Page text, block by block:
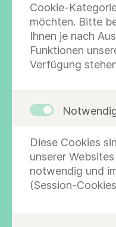
Anrede *
Frau
Herr
Vorname *
Cookie-
möchten. Bitte
Ihnen je nach
Funktionen
Verfügung
Diese Cookies
unserer
notwendig und
(Session-